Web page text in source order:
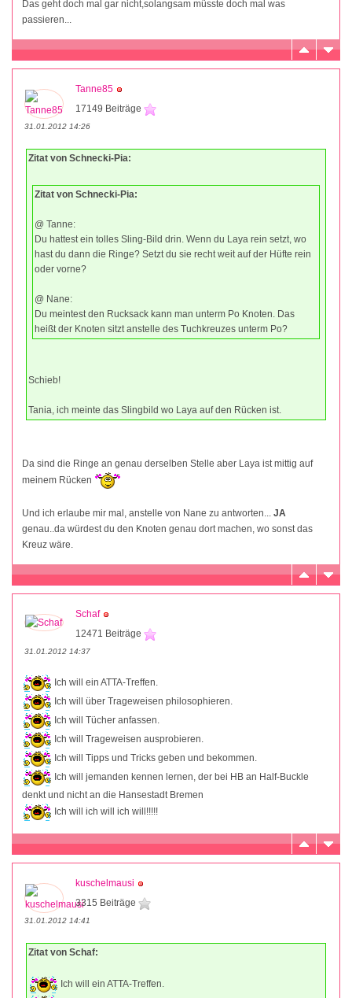
Das geht doch mal gar nicht,solangsam müsste doch mal was
passieren...
Tanne85
17149 Beiträge
31.01.2012 14:26
Zitat von Schnecki-Pia:
Zitat von Schnecki-Pia:
@ Tanne:
Du hattest ein tolles Sling-Bild drin. Wenn du Laya rein setzt, wo
hast du dann die Ringe? Setzt du sie recht weit auf der Hüfte rein
oder vorne?
@ Nane:
Du meintest den Rucksack kann man unterm Po Knoten. Das
heißt der Knoten sitzt anstelle des Tuchkreuzes unterm Po?
Schieb!
Tania, ich meinte das Slingbild wo Laya auf den Rücken ist.
Da sind die Ringe an genau derselben Stelle aber Laya ist mittig auf
meinem Rücken
Und ich erlaube mir mal, anstelle von Nane zu antworten... JA
genau..da würdest du den Knoten genau dort machen, wo sonst das
Kreuz wäre.
Schaf
12471 Beiträge
31.01.2012 14:37
Ich will ein ATTA-Treffen.
Ich will über Trageweisen philosophieren.
Ich will Tücher anfassen.
Ich will Trageweisen ausprobieren.
Ich will Tipps und Tricks geben und bekommen.
Ich will jemanden kennen lernen, der bei HB an Half-Buckle
denkt und nicht an die Hansestadt Bremen
Ich will ich will ich will!!!!!
kuschelmausi
3315 Beiträge
31.01.2012 14:41
Zitat von Schaf:
Ich will ein ATTA-Treffen.